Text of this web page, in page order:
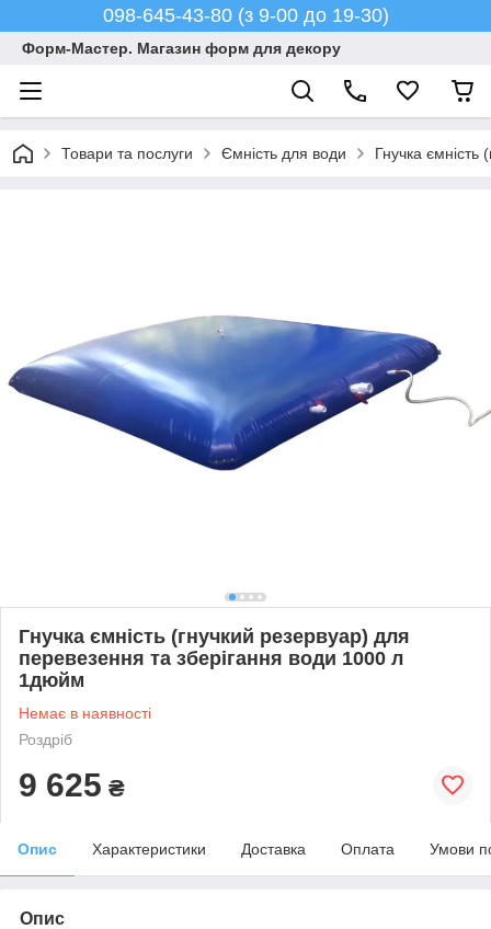
098-645-43-80 (з 9-00 до 19-30)
Форм-Мастер. Магазин форм для декору
Товари та послуги Ємність для води Гнучка
Гнучка ємність (гнучкий резервуар) для
перевезення та зберігання води 1000 л
1дюйм
Немає в наявності
Роздріб
9 625 ₴
Опис Характеристики Доставка Оплата Умови
Опис